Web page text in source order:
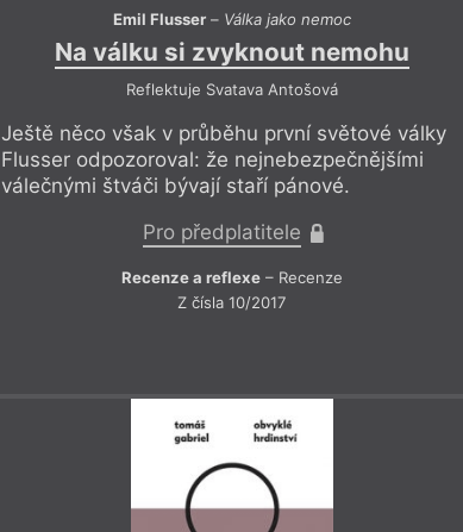
Emil Flusser– Válka jako nemoc
Na válku si zvyknout nemohu
Reflektuje Svatava Antošová
Ještě něco však v průběhu první světové války
Flusser odpozoroval: že nejnebezpečnějšími
válečnými štváči bývají staří pánové.
Pro předplatitele
Recenze a reflexe– Recenze
Z čísla 10/2017